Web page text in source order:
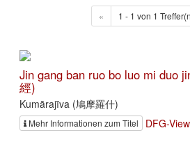
« 1 - 1 von 1
Jin gang ban ruo bo luo mi duo
經)
Kumārajīva (鳩摩羅什)
Mehr Informationen zum Titel DFG-